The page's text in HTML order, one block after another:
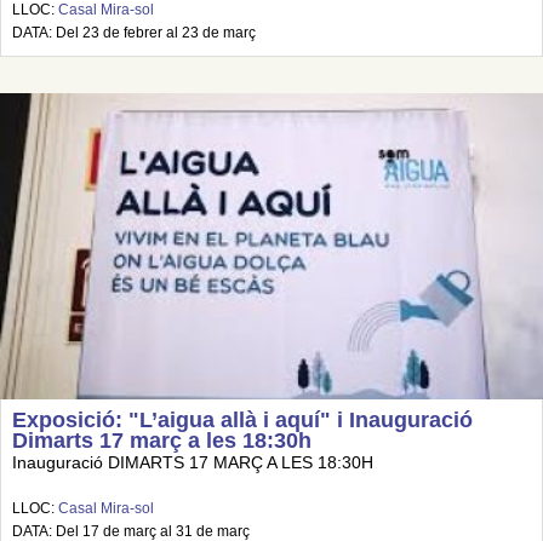
LLOC: Casal Mira-sol
DATA: Del 23 de febrer al 23 de març
Exposició: "L’aigua allà i aquí" i Inauguració
Dimarts 17 març a les 18:30h
Inauguració DIMARTS 17 MARÇ A LES 18:30H
LLOC: Casal Mira-sol
DATA: Del 17 de març al 31 de març